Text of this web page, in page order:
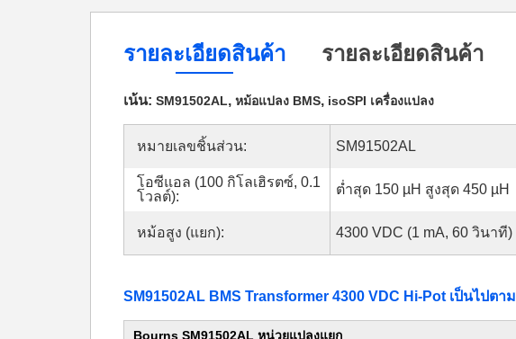
รายละเอียดสินค้า รายละเอียดสินค้า
เน้น: SM91502AL, หม้อแปลง BMS, isoSPI เครื่องแปลง
หมายเลขชิ้นส่วน: SM91502AL
โอซีแอล (100 กิโลเฮิรตซ์, 0.1
โวลต์):
ต่ำสุด 150 µH สูงสุด 450 µH
หม้อสูง (แยก): 4300 VDC (1 mA, 60 วินาที)
SM91502AL BMS Transformer 4300 VDC Hi-Pot เป็นไปตา
Bourns SM91502AL หน่วยแปลงแยก